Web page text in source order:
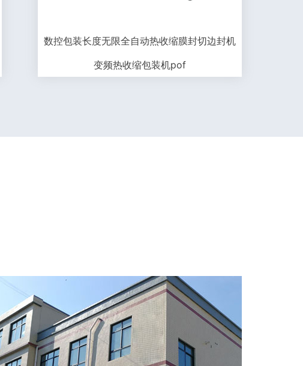
数控包装长度无限全自动热收缩膜封切边封机
变频热收缩包装机pof